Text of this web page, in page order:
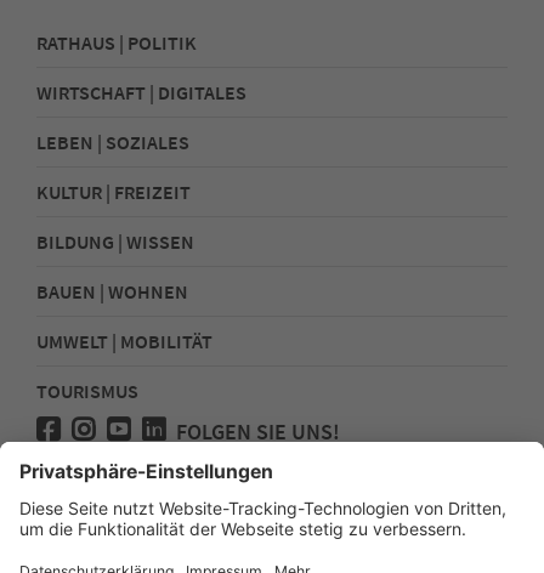
RATHAUS | POLITIK
WIRTSCHAFT | DIGITALES
LEBEN | SOZIALES
KULTUR | FREIZEIT
BILDUNG | WISSEN
BAUEN | WOHNEN
UMWELT | MOBILITÄT
TOURISMUS
FOLGEN SIE UNS!
Presse
Kontakt
Impressum